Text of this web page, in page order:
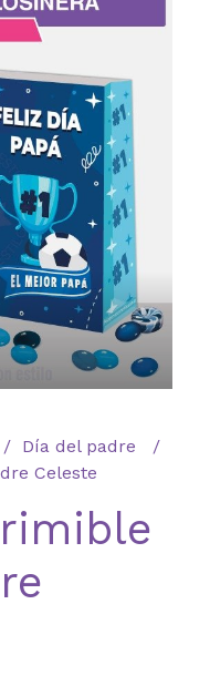
Día del padre
Celeste